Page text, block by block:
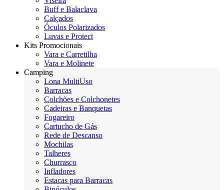
Buff e Balaclava
Calçados
Óculos Polarizados
Luvas e Protect
Kits Promocionais
Vara e Carretilha
Vara e Molinete
Camping
Lona MultiUso
Barracas
Colchões e Colchonetes
Cadeiras e Banquetas
Fogareiro
Cartucho de Gás
Rede de Descanso
Mochilas
Talheres
Churrasco
Infladores
Estacas para Barracas